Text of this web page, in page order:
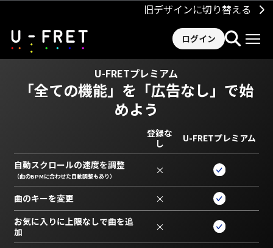
旧デザインに切り替える
ログイン
U-FRETプレミアム
「全ての機能」を 「広告なし」で始
めよう
登録な
し
U-FRETプレミアム
自動スクロールの速度を調整
（曲のBPMに合わせた自動調整もあり） ×
曲のキーを変更 ×
お気に入りに上限なしで曲を追
加
×